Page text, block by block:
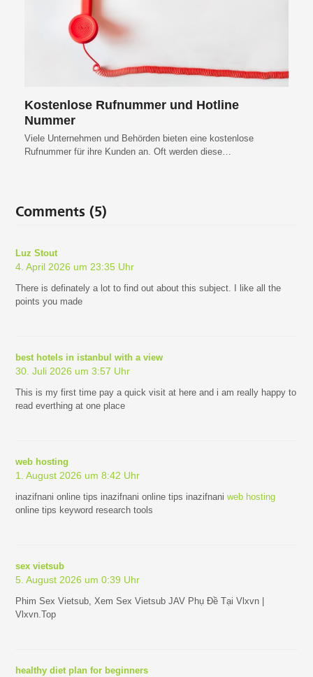
Kostenlose Rufnummer und Hotline
Nummer
Viele Unternehmen und Behörden bieten eine kostenlose
Rufnummer für ihre Kunden an. Oft werden diese…
Comments (5)
Luz Stout
4. April 2026 um 23:35 Uhr
There is definately a lot to find out about this subject. I like all the
points you made
best hotels in istanbul with a view
30. Juli 2026 um 3:57 Uhr
This is my first time pay a quick visit at here and i am really happy to
read everthing at one place
web hosting
1. August 2026 um 8:42 Uhr
inazifnani online tips inazifnani online tips inazifnaniweb hosting
online tips keyword research tools
sex vietsub
5. August 2026 um 0:39 Uhr
Phim Sex Vietsub, Xem Sex Vietsub JAV Phụ Đề Tại Vlxvn |
Vlxvn.Top
healthy diet plan for beginners